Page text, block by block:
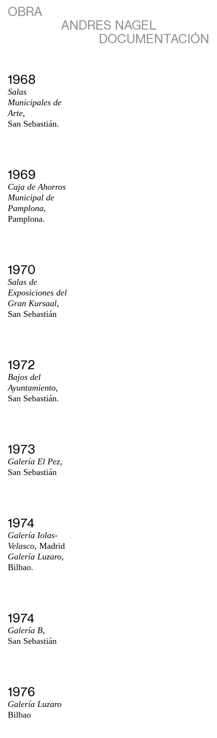
OBRA
ANDRES NAGEL
DOCUMENTACIÓN
1968
Salas
Municipales de
Arte,
San Sebastián.
1969
Caja de Ahorros
Municipal de
Pamplona,
Pamplona.
1970
Salas de
Exposiciones del
Gran Kursaal,
San Sebastián
1972
Bajos del
Ayuntamiento,
San Sebastián.
1973
Galería El Pez,
San Sebastián
1974
Galería Iolas-
Velasco, Madrid
Galería Luzaro,
Bilbao.
1974
Galería B,
San Sebastián
1976
Galería Luzaro
Bilbao